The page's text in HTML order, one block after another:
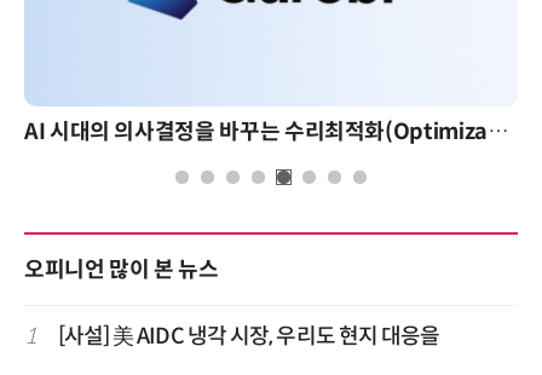
AI 시대의 의사결정을 바꾸는 수리최적화(Optimization): 실제 산업 적용 사례와 활용 전략
오피니언 많이 본 뉴스
1 [사설] 美 AIDC 냉각 시장, 우리도 현지 대응을